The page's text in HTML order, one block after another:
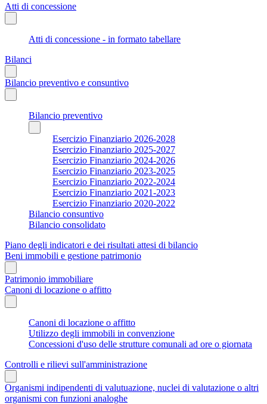
Atti di concessione
Atti di concessione - in formato tabellare
Bilanci
Bilancio preventivo e consuntivo
Bilancio preventivo
Esercizio Finanziario 2026-2028
Esercizio Finanziario 2025-2027
Esercizio Finanziario 2024-2026
Esercizio Finanziario 2023-2025
Esercizio Finanziario 2022-2024
Esercizio Finanziario 2021-2023
Esercizio Finanziario 2020-2022
Bilancio consuntivo
Bilancio consolidato
Piano degli indicatori e dei risultati attesi di bilancio
Beni immobili e gestione patrimonio
Patrimonio immobiliare
Canoni di locazione o affitto
Canoni di locazione o affitto
Utilizzo degli immobili in convenzione
Concessioni d'uso delle strutture comunali ad ore o giornata
Controlli e rilievi sull'amministrazione
Organismi indipendenti di valutuazione, nuclei di valutazione o altri
organismi con funzioni analoghe